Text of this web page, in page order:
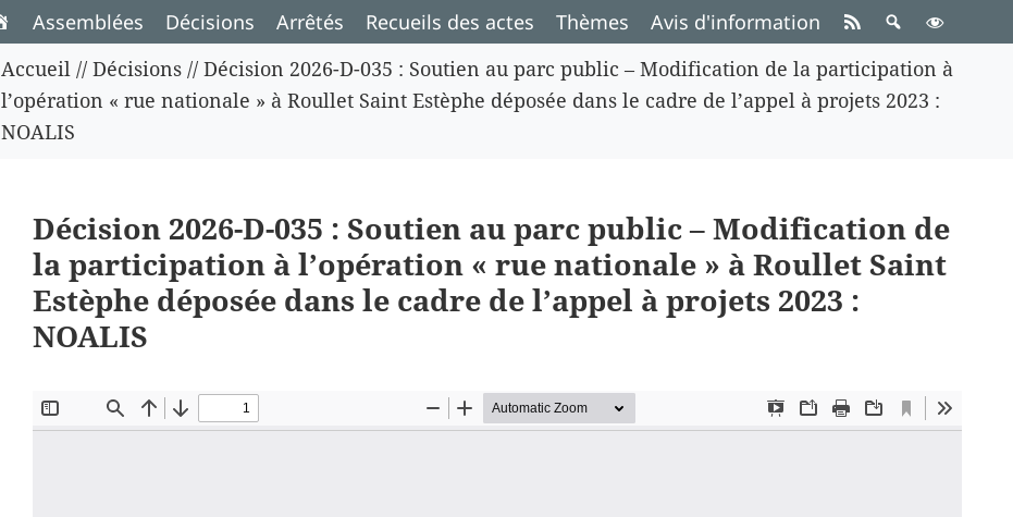
Assemblées Décisions Arrêtés Recueils des actes Thèmes
Avis d'information
Accueil //Décisions //Décision 2026-D-035 : Soutien au parc public – Modification de la participation à
l’opération « rue nationale » à Roullet Saint Estèphe déposée dans le cadre de l’appel à projets 2023 :
NOALIS
Décision 2026-D-035 : Soutien au parc public – Modification de
la participation à l’opération « rue nationale » à Roullet Saint
Estèphe déposée dans le cadre de l’appel à projets 2023 :
NOALIS